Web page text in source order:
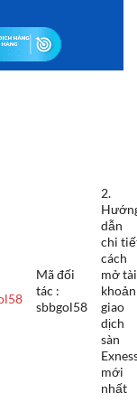
Mã đối
tác :
sbbgol58
2.
dẫn
chi
cách
mở tài
khoản
giao
dịch
sàn
mới
nhất